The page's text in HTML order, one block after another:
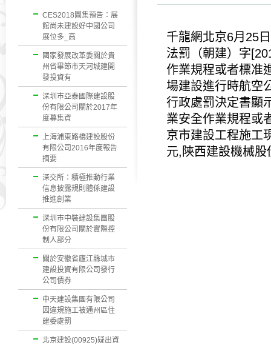
CES2018圖集預告：展
館尚未建設好中國公司
展位多_高
國家發展改革委關於貴
州省畢節市天河城建開
發投資有
深圳市亞泰國際建設股
份有限公司關於2017年
度募集資
上海浦東路橋建設股份
有限公司2016年度報告
摘要
深交所：積極推動行業
信息披露規則體係建設
推進創業
深圳市中裝建設集團股
份有限公司關於實際控
制人部分
關於安徽省廬江縣城市
建設投資有限公司發行
公司債券
中天建設集團有限公司
因違規施工被通州區住
建委處罰
北京建設(00925)疑出資
千龍網北京6月25
法罰（朝建）字
作業規程或者標准
場建設進行時航空
行政處罰決定書顯
業安全作業規程或
京市建設工程施工
元, 陝西建設機械